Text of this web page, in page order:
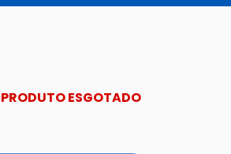
PRODUTO ESGOTADO